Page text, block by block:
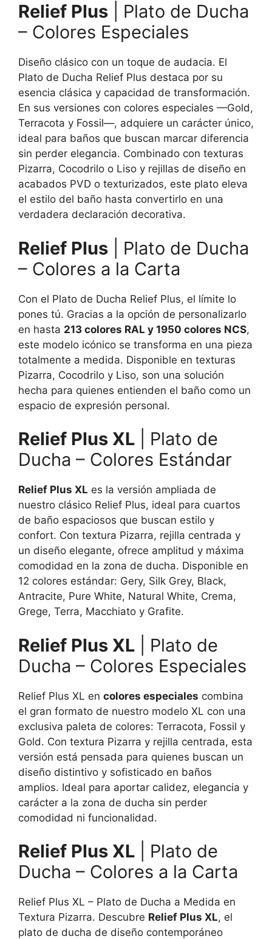
Relief Plus | Plato de Ducha
– Colores Especiales
Diseño clásico con un toque de audacia. El
Plato de Ducha Relief Plus destaca por su
esencia clásica y capacidad de transformación.
En sus versiones con colores especiales —Gold,
Terracota y Fossil—, adquiere un carácter único,
ideal para baños que buscan marcar diferencia
sin perder elegancia. Combinado con texturas
Pizarra, Cocodrilo o Liso y rejillas de diseño en
acabados PVD o texturizados, este plato eleva
el estilo del baño hasta convertirlo en una
verdadera declaración decorativa.
Relief Plus | Plato de Ducha
– Colores a la Carta
Con el Plato de Ducha Relief Plus, el límite lo
pones tú. Gracias a la opción de personalizarlo
en hasta 213 colores RAL y 1950 colores NCS,
este modelo icónico se transforma en una pieza
totalmente a medida. Disponible en texturas
Pizarra, Cocodrilo y Liso, son una solución
hecha para quienes entienden el baño como un
espacio de expresión personal.
Relief Plus XL | Plato de
Ducha – Colores Estándar
Relief Plus XL es la versión ampliada de
nuestro clásico Relief Plus, ideal para cuartos
de baño espaciosos que buscan estilo y
confort. Con textura Pizarra, rejilla centrada y
un diseño elegante, ofrece amplitud y máxima
comodidad en la zona de ducha. Disponible en
12 colores estándar: Gery, Silk Grey, Black,
Antracite, Pure White, Natural White, Crema,
Grege, Terra, Macchiato y Grafite.
Relief Plus XL | Plato de
Ducha – Colores Especiales
Relief Plus XL en colores especiales combina
el gran formato de nuestro modelo XL con una
exclusiva paleta de colores: Terracota, Fossil y
Gold. Con textura Pizarra y rejilla centrada, esta
versión está pensada para quienes buscan un
diseño distintivo y sofisticado en baños
amplios. Ideal para aportar calidez, elegancia y
carácter a la zona de ducha sin perder
comodidad ni funcionalidad.
Relief Plus XL | Plato de
Ducha – Colores a la Carta
Relief Plus XL – Plato de Ducha a Medida en
Textura Pizarra. Descubre Relief Plus XL, el
plato de ducha de diseño contemporáneo